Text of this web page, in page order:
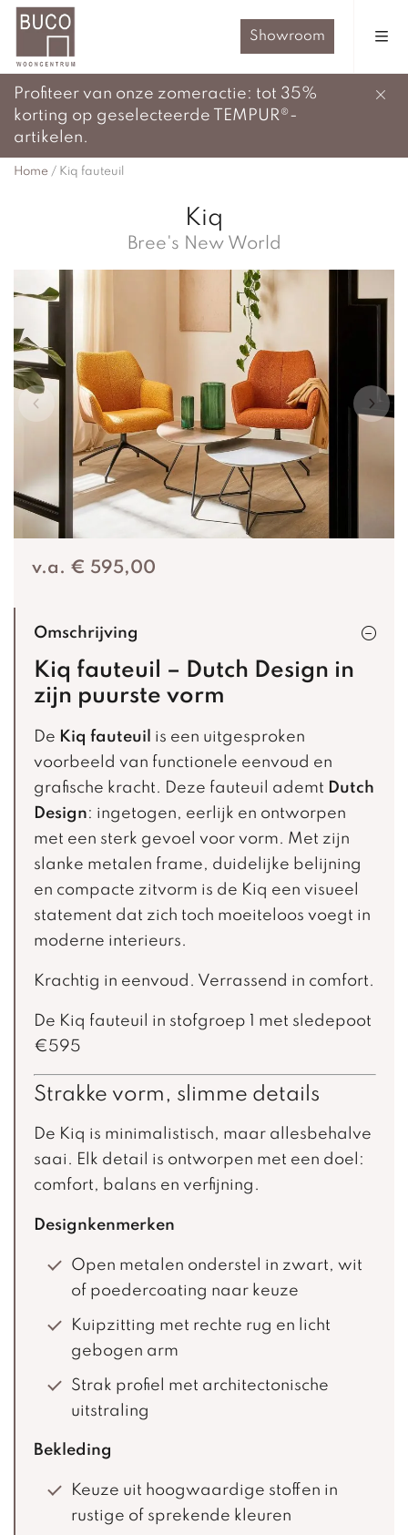
Showroom
Profiteer van onze zomeractie: tot 35%
korting op geselecteerde TEMPUR®-
artikelen.
Home / Kiq fauteuil
Kiq
Bree's New World
v.a. € 595,00
Omschrijving
Kiq fauteuil – Dutch Design in
zijn puurste vorm
De Kiq fauteuil
is een uitgesproken
voorbeeld van functionele eenvoud en
grafische kracht. Deze fauteuil ademt Dutch
Design: ingetogen, eerlijk en ontworpen
met een sterk gevoel voor vorm. Met zijn
slanke metalen frame, duidelijke belijning
en compacte zitvorm is de Kiq een visueel
statement dat zich toch moeiteloos voegt in
moderne interieurs.
Krachtig in eenvoud. Verrassend in comfort.
De Kiq fauteuil in stofgroep 1 met sledepoot
€595
Strakke vorm, slimme details
De Kiq is minimalistisch, maar allesbehalve
saai. Elk detail is ontworpen met een doel:
comfort, balans en verfijning.
Designkenmerken
Open metalen onderstel in zwart, wit
of poedercoating naar keuze
Kuipzitting met rechte rug en licht
gebogen arm
Strak profiel met architectonische
uitstraling
Bekleding
Keuze uit hoogwaardige stoffen in
rustige of sprekende kleuren